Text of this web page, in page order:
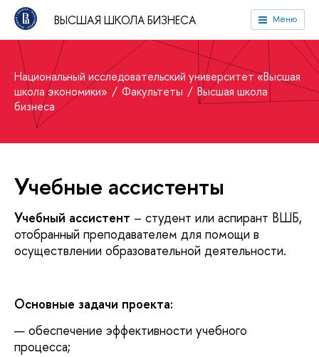
ВЫСШАЯ ШКОЛА БИЗНЕСА Меню
Национальный исследовательский университет «Высшая
школа экономики»
Факультеты
Высшая школа
бизнеса
Учебные ассистенты
Учебный ассистент – студент или аспирант ВШБ,
отобранный преподавателем для помощи в
осуществлении образовательной деятельности.
Основные задачи проекта:
обеспечение эффективности учебного
процесса;